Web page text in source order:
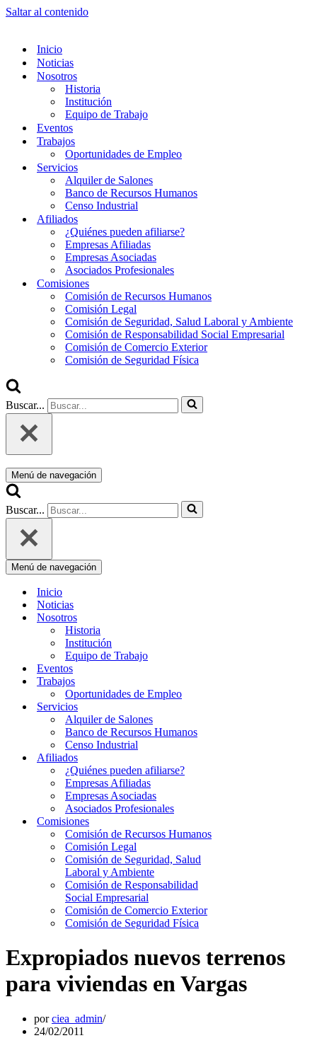
Saltar al contenido
Inicio
Noticias
Nosotros
Historia
Institución
Equipo de Trabajo
Eventos
Trabajos
Oportunidades de Empleo
Servicios
Alquiler de Salones
Banco de Recursos Humanos
Censo Industrial
Afiliados
¿Quiénes pueden afiliarse?
Empresas Afiliadas
Empresas Asociadas
Asociados Profesionales
Comisiones
Comisión de Recursos Humanos
Comisión Legal
Comisión de Seguridad, Salud Laboral y Ambiente
Comisión de Responsabilidad Social Empresarial
Comisión de Comercio Exterior
Comisión de Seguridad Física
Buscar...
Menú de navegación
Buscar...
Menú de navegación
Inicio
Noticias
Nosotros
Historia
Institución
Equipo de Trabajo
Eventos
Trabajos
Oportunidades de Empleo
Servicios
Alquiler de Salones
Banco de Recursos Humanos
Censo Industrial
Afiliados
¿Quiénes pueden afiliarse?
Empresas Afiliadas
Empresas Asociadas
Asociados Profesionales
Comisiones
Comisión de Recursos Humanos
Comisión Legal
Comisión de Seguridad, Salud
Laboral y Ambiente
Comisión de Responsabilidad
Social Empresarial
Comisión de Comercio Exterior
Comisión de Seguridad Física
Expropiados nuevos terrenos
para viviendas en Vargas
porciea_admin
24/02/2011